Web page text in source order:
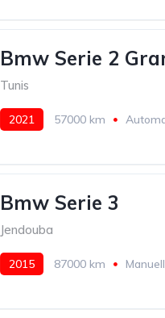
Bmw Serie 2
Tunis
2021 57000 km
Bmw Serie 3
Jendouba
2015 87000 km